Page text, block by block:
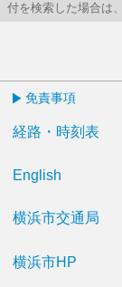
付を検索した場合は
免責事項
経路・時刻表
English
横浜市交通局
横浜市HP